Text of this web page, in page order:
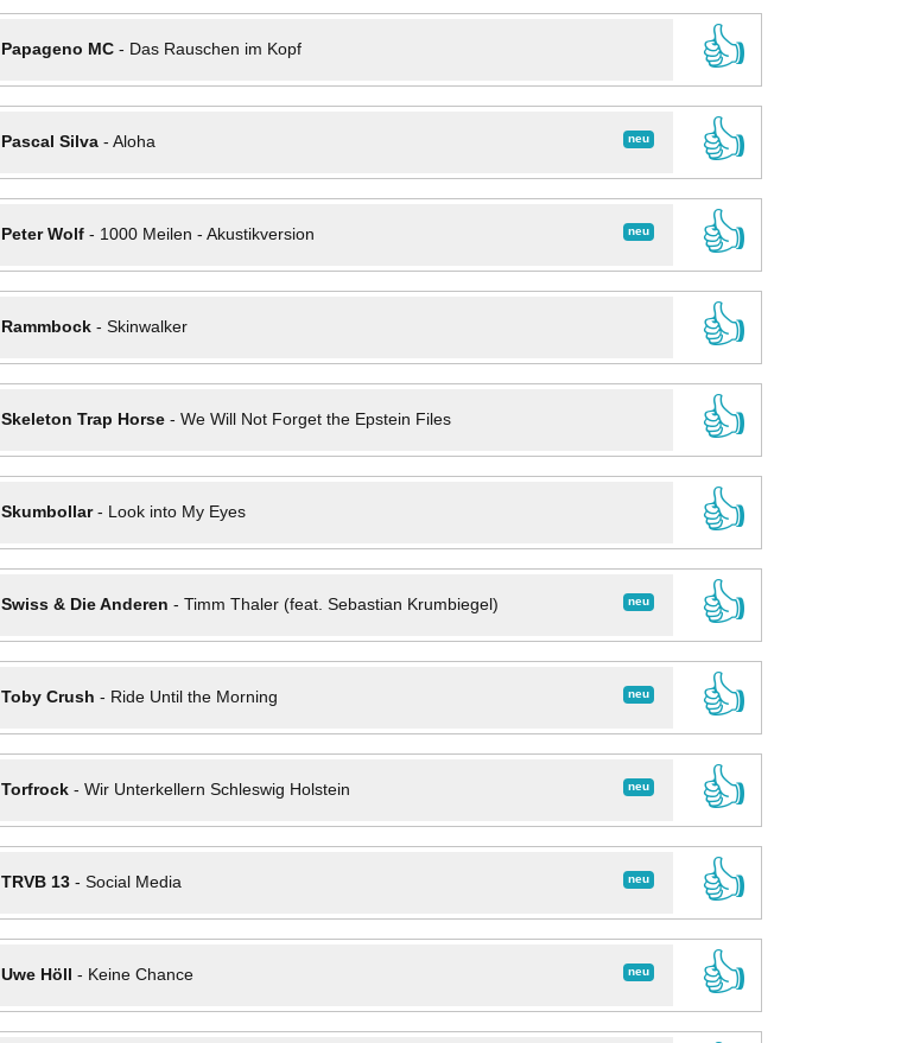
Papageno MC- Das Rauschen im Kopf
👍
neu
Pascal Silva- Aloha
👍
neu
Peter Wolf- 1000 Meilen - Akustikversion
👍
Rammbock- Skinwalker
👍
Skeleton Trap Horse- We Will Not Forget the Epstein Files
👍
Skumbollar- Look into My Eyes
👍
neu
Swiss & Die Anderen - Timm Thaler (feat. Sebastian Krumbiegel)
👍
neu
Toby Crush - Ride Until the Morning
👍
neu
Torfrock- Wir Unterkellern Schleswig Holstein
👍
neu
TRVB 13- Social Media
👍
neu
Uwe Höll - Keine Chance
👍